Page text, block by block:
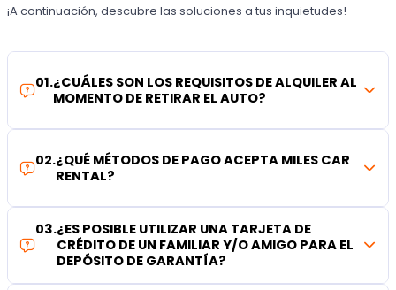
¡A continuación, descubre las soluciones a tus inquietudes!
01.¿CUÁLES SON LOS REQUISITOS DE ALQUILER AL
MOMENTO DE RETIRAR EL AUTO?
02.¿QUÉ MÉTODOS DE PAGO ACEPTA MILES CAR
RENTAL?
03.¿ES POSIBLE UTILIZAR UNA TARJETA DE
CRÉDITO DE UN FAMILIAR Y/O AMIGO PARA EL
DEPÓSITO DE GARANTÍA?